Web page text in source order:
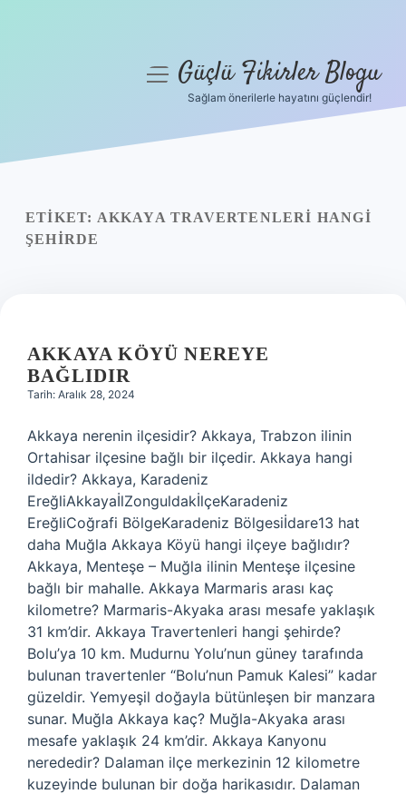
Yasal Uyarı
menüyüGüçlü Fikirler Blogu
Sağlam önerilerle hayatını güçlendir!
ETIKET: AKKAYA TRAVERTENLERI HANGI
ŞEHIRDE
AKKAYA KÖYÜ NEREYE
BAĞLIDIR
Tarih: Aralık 28, 2024
Akkaya nerenin ilçesidir? Akkaya, Trabzon ilinin
Ortahisar ilçesine bağlı bir ilçedir. Akkaya hangi
ildedir? Akkaya, Karadeniz
EreğliAkkayaİlZonguldakİlçeKaradeniz
EreğliCoğrafi BölgeKaradeniz Bölgesiİdare13 hat
daha Muğla Akkaya Köyü hangi ilçeye bağlıdır?
Akkaya, Menteşe – Muğla ilinin Menteşe ilçesine
bağlı bir mahalle. Akkaya Marmaris arası kaç
kilometre? Marmaris-Akyaka arası mesafe yaklaşık
31 km’dir. Akkaya Travertenleri hangi şehirde?
Bolu’ya 10 km. Mudurnu Yolu’nun güney tarafında
bulunan travertenler “Bolu’nun Pamuk Kalesi” kadar
güzeldir. Yemyeşil doğayla bütünleşen bir manzara
sunar. Muğla Akkaya kaç? Muğla-Akyaka arası
mesafe yaklaşık 24 km’dir. Akkaya Kanyonu
nerededir? Dalaman ilçe merkezinin 12 kilometre
kuzeyinde bulunan bir doğa harikasıdır. Dalaman